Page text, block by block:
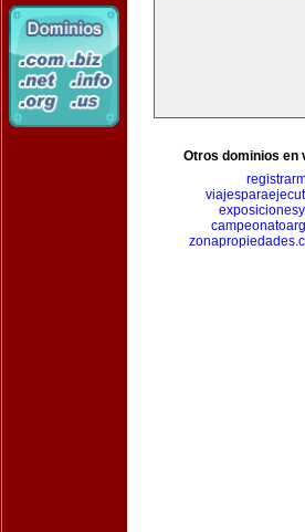
Otros dominios en